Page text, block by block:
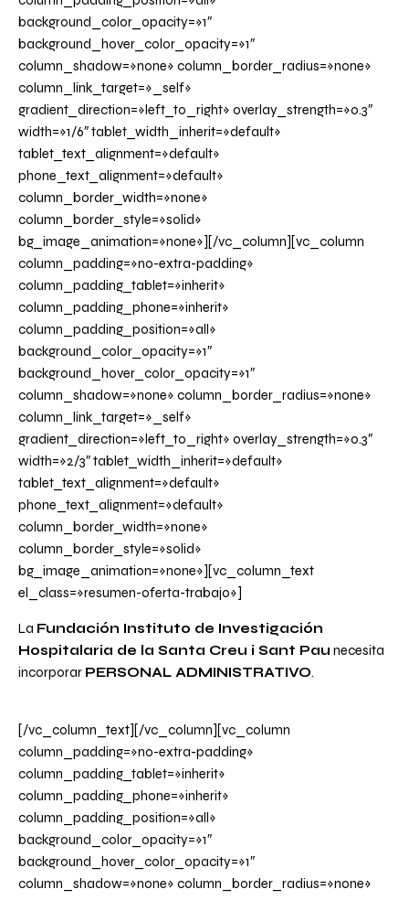
background_color_opacity=»1″
background_hover_color_opacity=»1″
column_shadow=»none» column_border_radius=»none»
column_link_target=»_self»
gradient_direction=»left_to_right» overlay_strength=»0.3″
width=»1/6″ tablet_width_inherit=»default»
tablet_text_alignment=»default»
phone_text_alignment=»default»
column_border_width=»none»
column_border_style=»solid»
bg_image_animation=»none»][/vc_column][vc_column
column_padding=»no-extra-padding»
column_padding_tablet=»inherit»
column_padding_phone=»inherit»
column_padding_position=»all»
background_color_opacity=»1″
background_hover_color_opacity=»1″
column_shadow=»none» column_border_radius=»none»
column_link_target=»_self»
gradient_direction=»left_to_right» overlay_strength=»0.3″
width=»2/3″ tablet_width_inherit=»default»
tablet_text_alignment=»default»
phone_text_alignment=»default»
column_border_width=»none»
column_border_style=»solid»
bg_image_animation=»none»][vc_column_text
el_class=»resumen-oferta-trabajo»]
La Fundación Instituto de Investigación
Hospitalaria de la Santa Creu i Sant Pau necesita
incorporar PERSONAL ADMINISTRATIVO.
[/vc_column_text][/vc_column][vc_column
column_padding=»no-extra-padding»
column_padding_tablet=»inherit»
column_padding_phone=»inherit»
column_padding_position=»all»
background_color_opacity=»1″
background_hover_color_opacity=»1″
column_shadow=»none» column_border_radius=»none»